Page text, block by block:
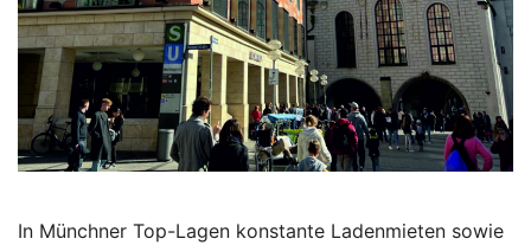
In Münchner Top-Lagen konstante Ladenmieten sowie